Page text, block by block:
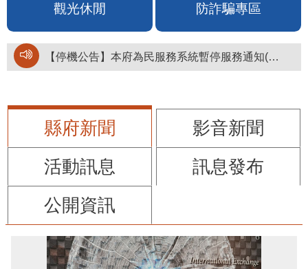
觀光休閒 防詐騙專區
【停機公告】本府為民服務系統暫停服務通知(停止服務時間：115年8月6日17時至19時)
縣府新聞
影音新聞
活動訊息
訊息發布
公開資訊